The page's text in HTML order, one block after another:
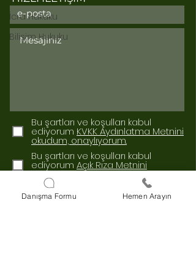
İcra Hukuku
Bilişim Hukuku
Bu şartları ve koşulları kabul
ediyorum KVKK Aydınlatma Metnini
okudum, onaylıyorum.
Bu şartları ve koşulları kabul
ediyorum Açık Rıza Metnini
okudum, onaylıyorum.
Gönder
Danışma Formu Hemen Arayın